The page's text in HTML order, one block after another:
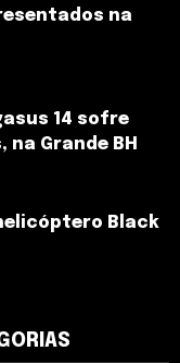
na
14 sofre
Grande BH
Black